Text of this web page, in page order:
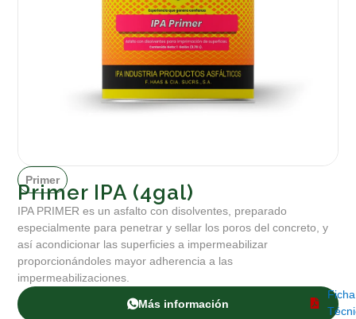
Primer
Primer IPA (4gal)
IPA PRIMER es un asfalto con disolventes, preparado
especialmente para penetrar y sellar los poros del concreto, y
así acondicionar las superficies a impermeabilizar
proporcionándoles mayor adherencia a las
impermeabilizaciones.
Más información
Ficha